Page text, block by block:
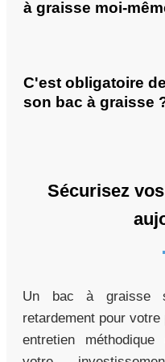
à graisse moi-
C'est obligatoire
son bac à graisse
Sécurisez
Un bac à graisse
retardement pour
entretien